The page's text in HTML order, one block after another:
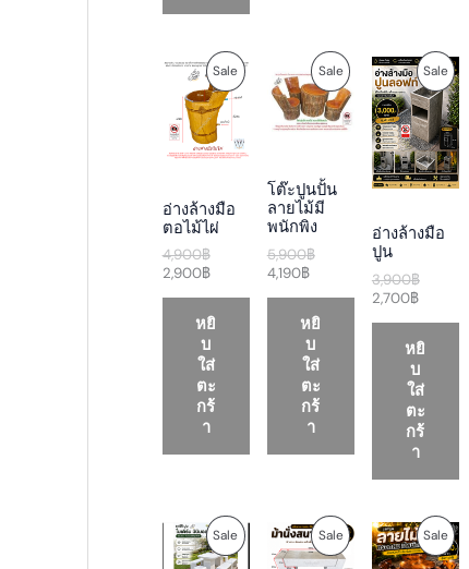
E E E
SaleP
O
T
A
E
อ่างล้างมือ
ตอไม้ไผ่
4,900฿
O
r
i
g
i
n
p
r
i
c
a
s
:
4
,
9
0
0
2,900฿
C
u
r
r
e
n
r
i
c
e
:
2
,
9
0
0
฿
.
หยิ
บ
ใส่
ตะ
กร้
า
SaleP
R
T
A
E
โต๊ะปูนปั้น
ลายไม้มี
พนักพิง
5,900฿
O
r
i
g
a
l
p
r
i
a
s
:
5
,
9
0
0
4,190฿
C
u
r
r
p
r
i
c
e
:
4
,
1
9
0
฿
.
หยิ
บ
ใส่
ตะ
กร้
า
SaleP
R
O
D
E
อ่างล้างมือ
ปูน
3,900฿
O
r
i
g
i
n
a
l
r
e
w
a
s
:
3
,
9
0
0
2,700฿
C
u
r
r
e
n
t
p
i
i
s
:
2
,
7
0
0
฿
.
หยิ
บ
ใส่
ตะ
กร้
า
SaleP
O
r
C
u
SaleP
P
r
SaleP
O
r
C
u